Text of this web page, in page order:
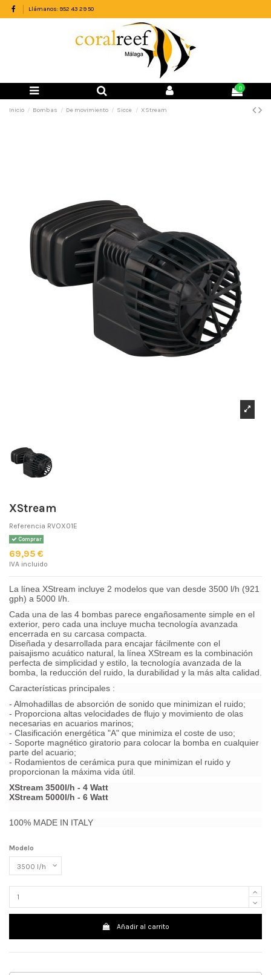
Llámanos: 952 43 29 50
0
Inicio Bombas De movimiento Sicce XStream
XStream
Referencia RVOX01E
Comprar
69,95 €
IVA incluido
La línea XStream incluye 2 modelos que van desde 3500 l/h (921
gph) a 5000 l/h.
Cada una de las 4 bombas parece engañosamente simple en el
exterior, pero cada una incluye mucha tecnología avanzada
encerrada en su carcasa compacta.
Diseñada y desarrollada para encajar fácilmente con el
paisajismo acuático natural, la línea XStream es la combinación
perfecta de simplicidad y estilo, la tecnología avanzada de la
bomba, la reducción del ruido, la durabilidad y la más alta calidad.
Características principales :
- Almohadillas de absorción de sonido que minimizan el ruido;
- Proporciona altas velocidades de flujo y movimiento de olas
necesarias en acuarios marinos;
- Clasificación energética "A" que minimiza el coste de uso;
- Soporte magnético giratorio para colocar la bomba en cualquier
parte del acuario;
- Rodamientos de cerámica pura que minimizan el ruido y
proporcionan la máxima vida útil.
XStream 3500l/h - 4 Watt
XStream 5000l/h - 6 Watt
100% MADE IN ITALY
Modelo
Añadir al carrito